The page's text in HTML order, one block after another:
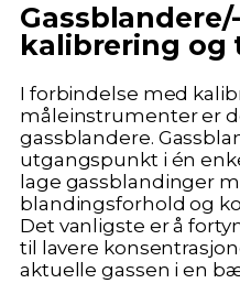
kalibrering og
I forbindelse med
måleinstrumenter er
gassblandere.
utgangspunkt i én
lage gassblandinger
blandingsforhold og
Det vanligste er å
til lavere
aktuelle gassen i en